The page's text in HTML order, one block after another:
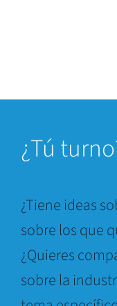
¿Tú
¿Tiene ideas
sobre los que
¿Quieres
sobre la